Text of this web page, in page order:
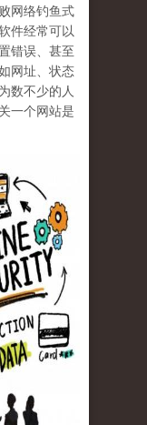
网络钓鱼式
件经常可以
错误、甚至
网址、状态
数不少的人
一个网站是